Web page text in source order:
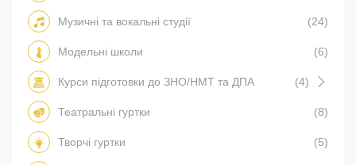
Музичні та вокальні студії (24)
Модельні школи (6)
Курси підготовки до ЗНО/НМТ та ДПА (4)
Театральні гуртки (8)
Творчі гуртки (5)